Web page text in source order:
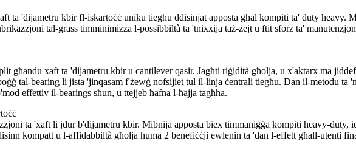
ta 'dijametru kbir fl-iskartoċċ uniku tiegħu ddisinjat apposta għal kompiti ta' duty
tal-grass timminimizza l-possibbiltà ta 'tnixxija taż-żejt u ftit sforz ta'
għandu xaft ta 'dijametru kbir u cantilever qasir. Jagħti riġidità għolja, u x'aktarx ma
tal-bearing li jista 'jinqasam f'żewġ nofsijiet tul il-linja ċentrali tiegħu. Dan il-metodu ta
effettiv il-bearings sħun, u ttejjeb ħafna l-ħajja tagħha.
ta 'xaft li jdur b'dijametru kbir. Mibnija apposta biex timmaniġġa kompiti heavy-
kompatt u l-affidabbiltà għolja huma 2 benefiċċji ewlenin ta 'dan l-effett għall-utenti